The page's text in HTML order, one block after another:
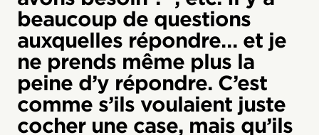
beaucoup de questions
auxquelles répondre… et je
ne prends même plus la
peine d’y répondre. C’est
comme s’ils voulaient juste
cocher une case, mais qu’ils